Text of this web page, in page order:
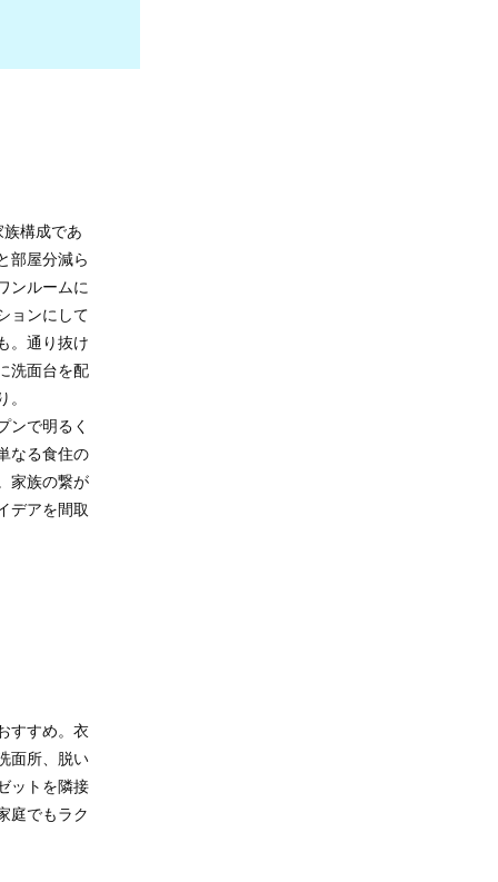
族構成であ
部屋分減ら
ンルームに
ョンにして
。通り抜け
洗面台を配
で明るく
なる食住の
家族の繋が
デアを間取